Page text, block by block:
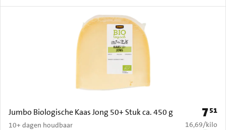
Jumbo Biologische Kaas Jong 50+ Stuk ca. 450 g
10+ dagen houdbaar
Prijs:
751
€ 16,69 per
16,69/kilo